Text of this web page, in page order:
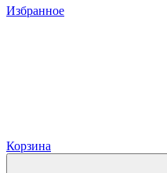
Избранное
Корзина